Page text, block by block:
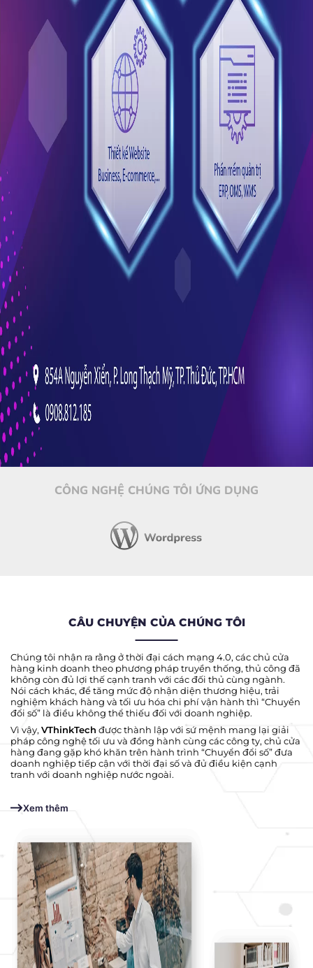
CÔNG NGHỆ CHÚNG TÔI ỨNG DỤNG
CÂU CHUYỆN CỦA CHÚNG TÔI
Chúng tôi nhận ra rằng ở thời đại cách mạng 4.0, các chủ cửa
hàng kinh doanh theo phương pháp truyền thống, thủ công đã
không còn đủ lợi thế cạnh tranh với các đối thủ cùng ngành.
Nói cách khác, để tăng mức độ nhận diện thương hiệu, trải
nghiệm khách hàng và tối ưu hóa chi phí vận hành thì “Chuyển
đổi số” là điều không thể thiếu đối với doanh nghiệp.
Vì vậy, VThinkTech được thành lập với sứ mệnh mang lại giải
pháp công nghệ tối ưu và đồng hành cùng các công ty, chủ cửa
hàng đang gặp khó khăn trên hành trình “Chuyển đổi số” đưa
doanh nghiệp tiếp cận với thời đại số và đủ điều kiện cạnh
tranh với doanh nghiệp nước ngoài.
Xem thêm